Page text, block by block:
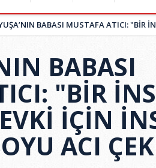
BABASI MUSTAFA ATICI: "BİR
BABASI
"BİR
İÇİN
ACI